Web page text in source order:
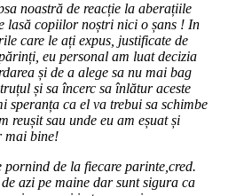
noastră de reacție la aberațiile
lasă copiilor noștri nici o șans ! In
care le ați expus, justificate de
eu personal am luat decizia
și de a alege sa nu mai bag
și sa încerc sa înlătur aceste
speranța ca el va trebui sa schimbe
reușit sau unde eu am eșuat și
mai bine!
pornind de la fiecare parinte,cred.
azi pe maine dar sunt sigura ca